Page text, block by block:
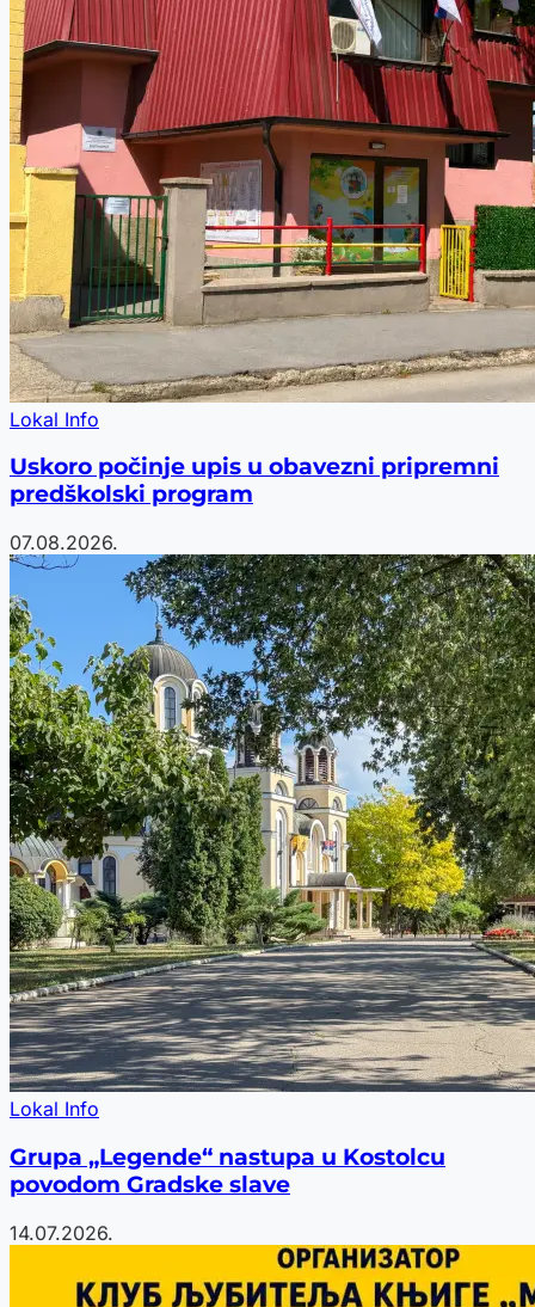
Lokal Info
Uskoro počinje upis u obavezni pripremni
predškolski program
07.08.2026.
Lokal Info
Grupa „Legende“ nastupa u Kostolcu
povodom Gradske slave
14.07.2026.